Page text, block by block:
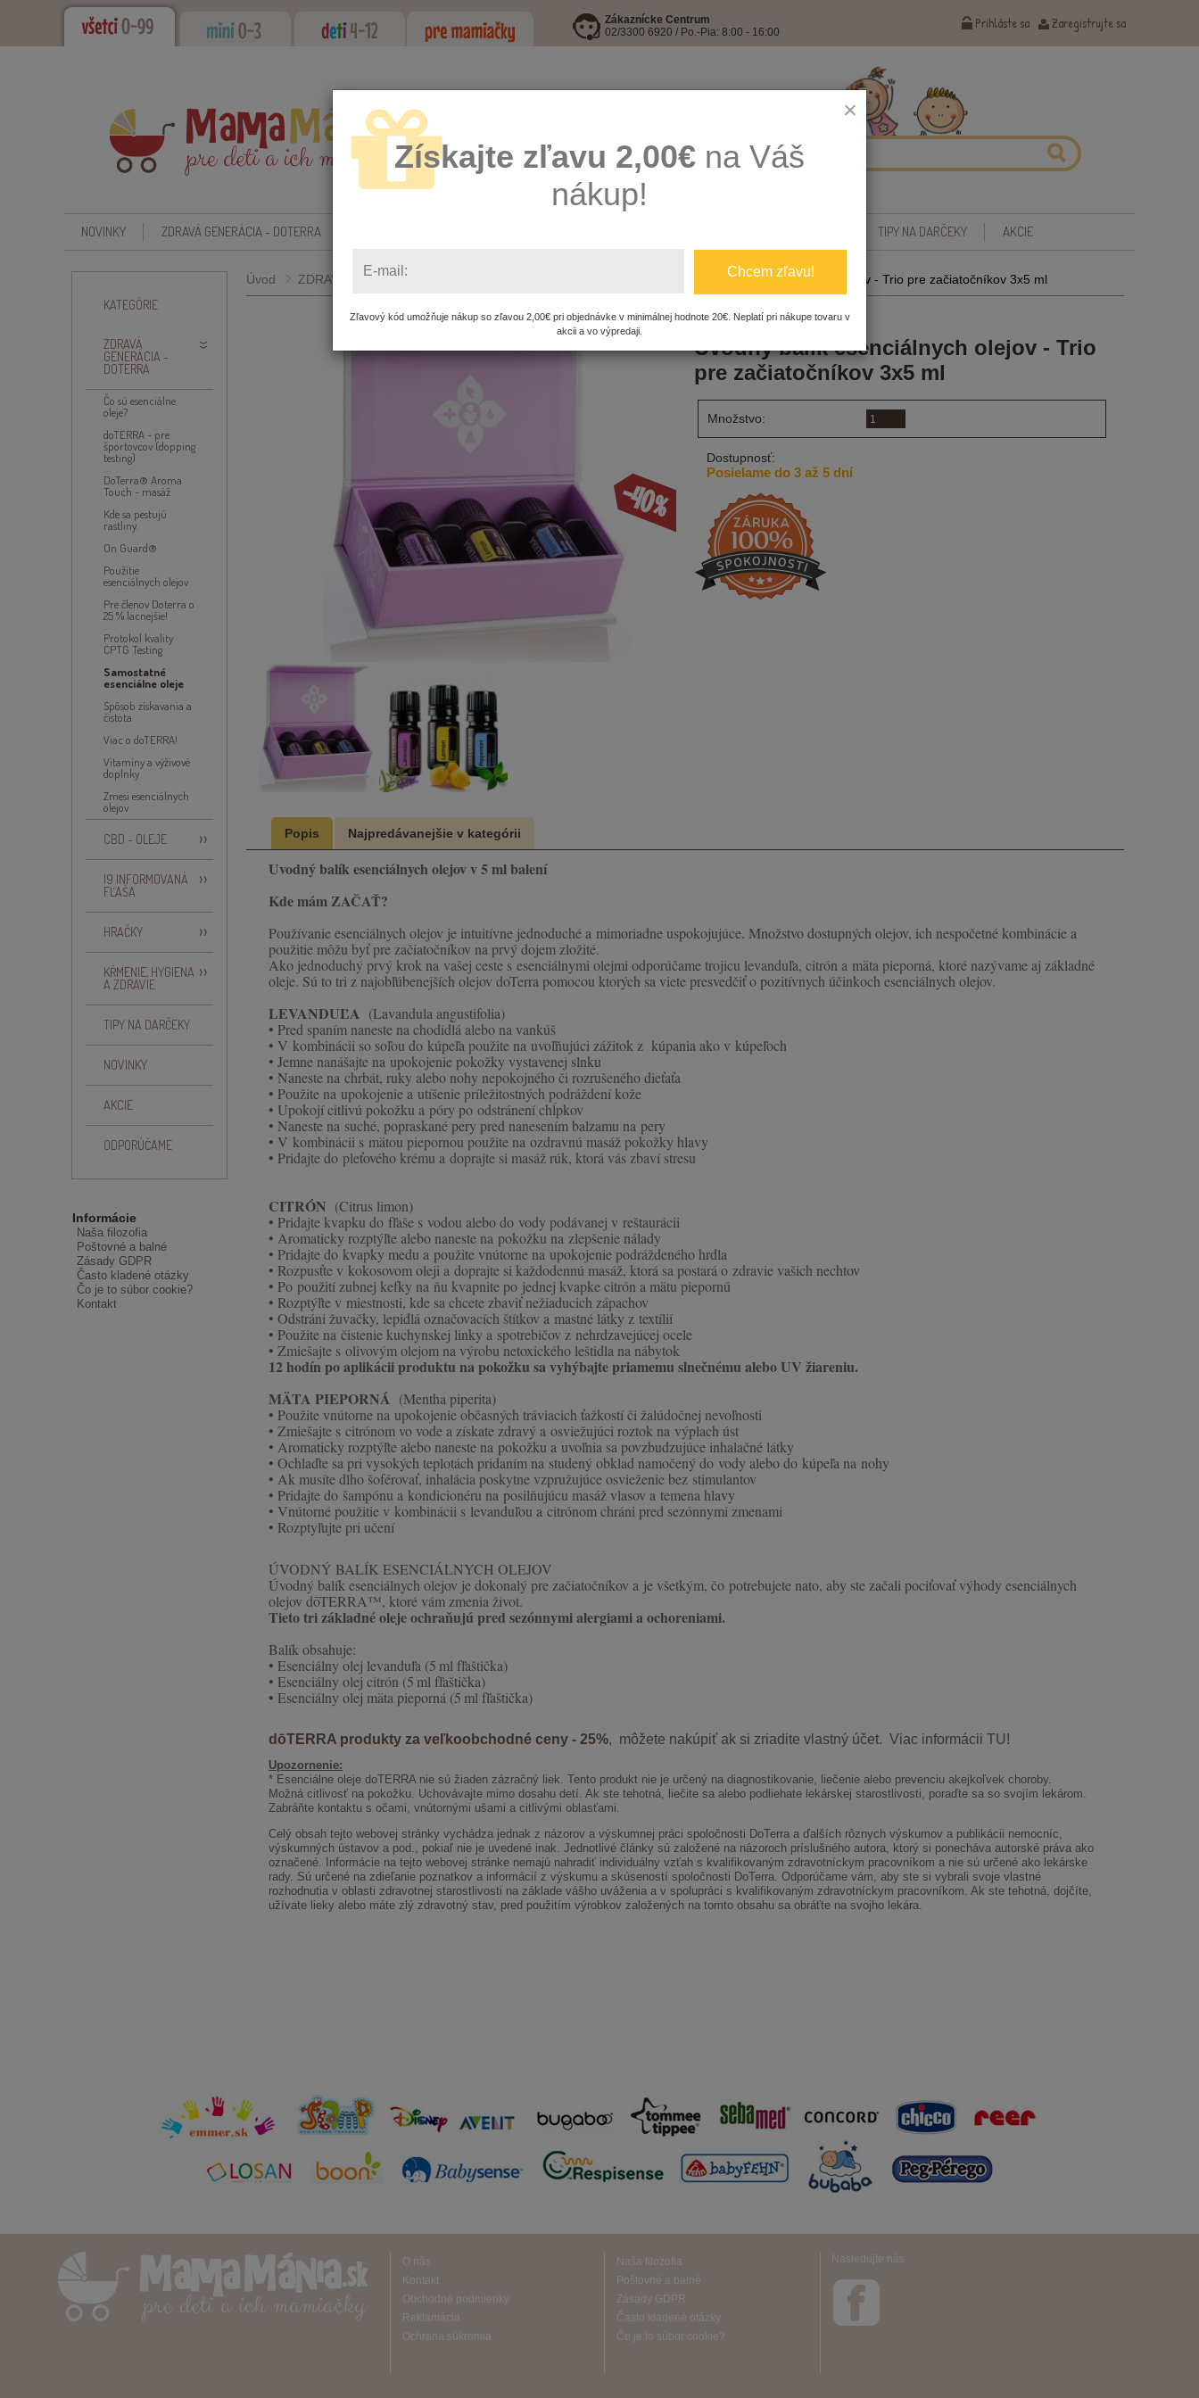
Zákaznícke Centrum
02/3300 6920 / Po.-Pia: 8:00 - 16:00
Prihláste sa Zaregistrujte sa
NOVINKY ZDRAVÁ GENERÁCIA - DOTERRA TIPY NA DARČEKY AKCIE
KATEGÓRIE
ZDRAVÁ
GENERÁCIA -
DOTERRA
Čo sú esenciálne
oleje?
doTERRA - pre
športovcov (dopping
testing)
DoTerra® Aroma
Touch - masáž
Kde sa pestujú
rastliny.
On Guard®
Použitie
esenciálnych olejov
Pre členov Doterra o
25 % lacnejšie!
Protokol kvality
CPTG Testing
Samostatné
esenciálne oleje
Spôsob získavania a
čistota
Viac o doTERRA!
Vitamíny a výživové
doplnky
Zmesi esenciálnych
olejov
CBD - OLEJE
I9 INFORMOVANÁ
FĽAŠA
HRAČKY
KŔMENIE, HYGIENA
A ZDRAVIE
TIPY NA DARČEKY
NOVINKY
AKCIE
ODPORÚČAME
Informácie
Naša filozofia
Poštovné a balné
Zásady GDPR
Často kladené otázky
Čo je to súbor cookie?
Kontakt
Úvod ZDRAVÁ GENERÁCIA - doTerra Úvodný balík esenciálnych olejov - Trio pre začiatočníkov 3x5 ml
Úvodný balík esenciálnych olejov - Trio
pre začiatočníkov 3x5 ml
Množstvo:
Dostupnosť:
Posielame do 3 až 5 dní
-40%
Popis
Uvodný balík esenciálnych olejov v 5 ml balení
Kde mám ZAČAŤ?
Používanie esenciálnych olejov je intuitívne jednoduché a mimoriadne uspokojujúce. Množstvo dostupných olejov, ich nespočetné kombinácie a
použitie môžu byť pre začiatočníkov na prvý dojem zložité.
Ako jednoduchý prvý krok na vašej ceste s esenciálnymi olejmi odporúčame trojicu levanduľa, citrón a mäta pieporná, ktoré nazývame aj základné
oleje. Sú to tri z najobľúbenejších olejov doTerra pomocou ktorých sa viete presvedčiť o pozitívnych účinkoch esenciálnych olejov.
LEVANDUĽA (Lavandula angustifolia)
• Pred spaním naneste na chodidlá alebo na vankúš
• V kombinácii so soľou do kúpeľa použite na uvoľňujúci zážitok z kúpania ako v kúpeľoch
• Jemne nanášajte na upokojenie pokožky vystavenej slnku
• Naneste na chrbát, ruky alebo nohy nepokojného či rozrušeného dieťaťa
• Použite na upokojenie a utíšenie príležitostných podráždení kože
• Upokojí citlivú pokožku a póry po odstránení chĺpkov
• Naneste na suché, popraskané pery pred nanesením balzamu na pery
• V kombinácii s mätou piepornou použite na ozdravnú masáž pokožky hlavy
• Pridajte do pleťového krému a doprajte si masáž rúk, ktorá vás zbaví stresu
CITRÓN (Citrus limon)
• Pridajte kvapku do fľaše s vodou alebo do vody podávanej v reštaurácii
• Aromaticky rozptýľte alebo naneste na pokožku na zlepšenie nálady
• Pridajte do kvapky medu a použite vnútorne na upokojenie podráždeného hrdla
• Rozpusťte v kokosovom oleji a doprajte si každodennú masáž, ktorá sa postará o zdravie vašich nechtov
• Po použití zubnej kefky na ňu kvapnite po jednej kvapke citrón a mätu piepornú
• Rozptýľte v miestnosti, kde sa chcete zbaviť nežiaducich zápachov
• Odstráni žuvačky, lepidlá označovacích štítkov a mastné látky z textílií
• Použite na čistenie kuchynskej linky a spotrebičov z nehrdzavejúcej ocele
• Zmiešajte s olivovým olejom na výrobu netoxického leštidla na nábytok
12 hodín po aplikácii produktu na pokožku sa vyhýbajte priamemu slnečnému alebo UV žiareniu.
MÄTA PIEPORNÁ (Mentha piperita)
• Použite vnútorne na upokojenie občasných tráviacich ťažkostí či žalúdočnej nevoľnosti
• Zmiešajte s citrónom vo vode a získate zdravý a osviežujúci roztok na výplach úst
• Aromaticky rozptýľte alebo naneste na pokožku a uvoľnia sa povzbudzujúce inhalačné látky
• Ochlaďte sa pri vysokých teplotách pridaním na studený obklad namočený do vody alebo do kúpeľa na nohy
• Ak musíte dlho šoférovať, inhalácia poskytne vzpružujúce osvieženie bez stimulantov
• Pridajte do šampónu a kondicionéru na posilňujúcu masáž vlasov a temena hlavy
• Vnútorné použitie v kombinácii s levanduľou a citrónom chráni pred sezónnymi zmenami
• Rozptyľujte pri učení
ÚVODNÝ BALÍK ESENCIÁLNYCH OLEJOV
Úvodný balík esenciálnych olejov je dokonalý pre začiatočníkov a je všetkým, čo potrebujete nato, aby ste začali pociťovať výhody esenciálnych
olejov dōTERRA™, ktoré vám zmenia život.
Tieto tri základné oleje ochraňujú pred sezónnymi alergiami a ochoreniami.
Balík obsahuje:
• Esenciálny olej levanduľa (5 ml fľaštička)
• Esenciálny olej citrón (5 ml fľaštička)
• Esenciálny olej mäta pieporná (5 ml fľaštička)
dōTERRA produkty za veľkoobchodné ceny - 25%, môžete nakúpiť ak si zriadite vlastný účet. Viac informácii TU!
Upozornenie:
* Esenciálne oleje doTERRA nie sú žiaden zázračný liek. Tento produkt nie je určený na diagnostikovanie, liečenie alebo prevenciu akejkoľvek choroby.
Možná citlivosť na pokožku. Uchovávajte mimo dosahu detí. Ak ste tehotná, liečite sa alebo podliehate lekárskej starostlivosti, poraďte sa so svojím lekárom.
Zabráňte kontaktu s očami, vnútornými ušami a citlivými oblasťami.
Celý obsah tejto webovej stránky vychádza jednak z názorov a výskumnej práci spoločnosti DoTerra a ďalších rôznych výskumov a publikácii nemocníc,
výskumných ústavov a pod., pokiaľ nie je uvedené inak. Jednotlivé články sú založené na názoroch príslušného autora, ktorý si ponecháva autorské práva ako
označené. Informácie na tejto webovej stránke nemajú nahradiť individuálny vzťah s kvalifikovaným zdravotníckym pracovníkom a nie sú určené ako lekárske
rady. Sú určené na zdieľanie poznatkov a informácií z výskumu a skúseností spoločnosti DoTerra. Odporúčame vám, aby ste si vybrali svoje vlastné
rozhodnutia v oblasti zdravotnej starostlivosti na základe vášho uváženia a v spolupráci s kvalifikovaným zdravotníckym pracovníkom. Ak ste tehotná, dojčíte,
užívate lieky alebo máte zlý zdravotný stav, pred použitím výrobkov založených na tomto obsahu sa obráťte na svojho lekára.
Najpredávanejšie v kategórii
O nás
Kontakt
Obchodné podmienky
Reklamácia
Ochrana súkromia
Naša filozofia
Poštovné a balné
Zásady GDPR
Často kladené otázky
Čo je to súbor cookie?
Nasledujte nás
×
Získajte zľavu 2,00€ na Váš
nákup!
E-mail: Chcem zľavu!
Zľavový kód umožňuje nákup so zľavou 2,00€ pri objednávke v minimálnej hodnote 20€. Neplatí pri nákupe tovaru v
akcii a vo výpredaji.